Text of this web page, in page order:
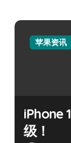
苹果资讯
iPhone
级！